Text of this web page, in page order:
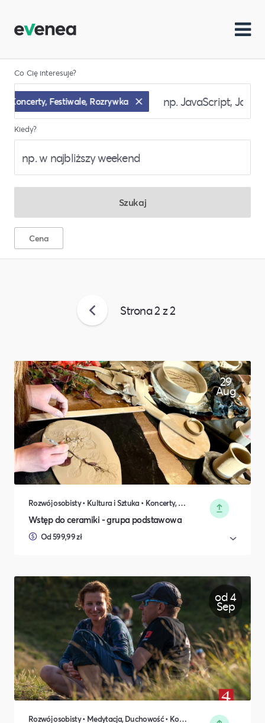
Co Cię interesuje?
Koncerty, Festiwale, Rozrywka
Kiedy?
Szukaj
Cena
Strona2 z2
29
Aug
Rozwój osobisty • Kultura i Sztuka • Koncerty, Festiwale, Rozrywka • DIY, Majsterkowanie, Hobby
Wstęp do ceramiki - grupa podstawowa
Od 599,99 zł
od 4
Sep
Rozwój osobisty • Medytacja, Duchowość • Koncerty, Festiwale, Rozrywka • Sport